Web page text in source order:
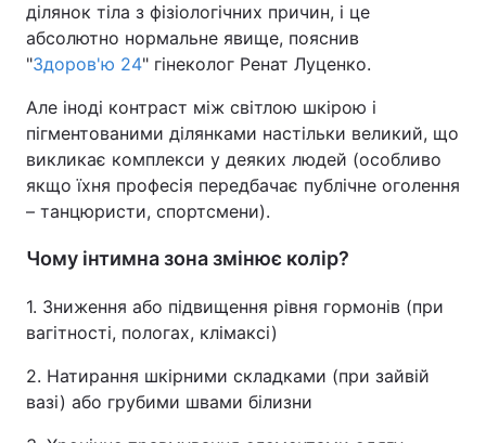
ділянок тіла з фізіологічних причин, і це
абсолютно нормальне явище, пояснив
"Здоров'ю 24" гінеколог Ренат Луценко.
Але іноді контраст між світлою шкірою і
пігментованими ділянками настільки великий, що
викликає комплекси у деяких людей (особливо
якщо їхня професія передбачає публічне оголення
– танцюристи, спортсмени).
Чому інтимна зона змінює колір?
1. Зниження або підвищення рівня гормонів (при
вагітності, пологах, клімаксі)
2. Натирання шкірними складками (при зайвій
вазі) або грубими швами білизни